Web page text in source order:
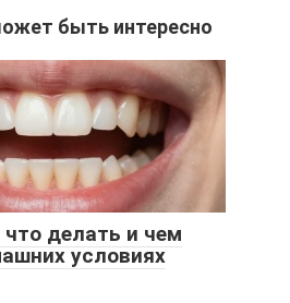
быть интересно
делать и чем
условиях